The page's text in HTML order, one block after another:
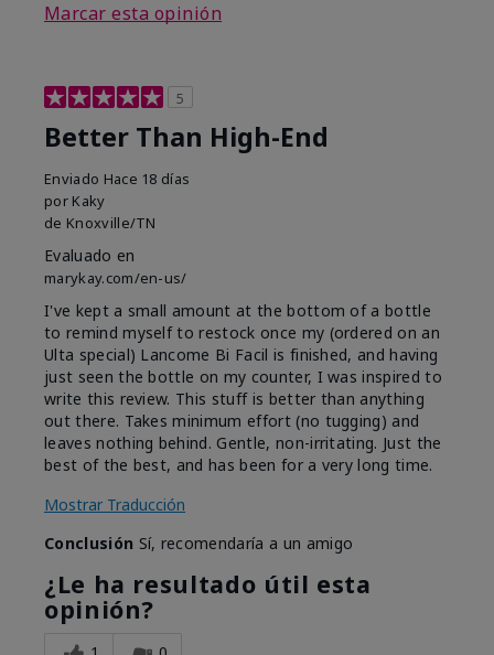
Marcar esta opinión
5
Better Than High-End
Enviado Hace 18 días
por Kaky
de Knoxville/TN
Evaluado en
marykay.com/en-us/
I've kept a small amount at the bottom of a bottle
to remind myself to restock once my (ordered on an
Ulta special) Lancome Bi Facil is finished, and having
just seen the bottle on my counter, I was inspired to
write this review. This stuff is better than anything
out there. Takes minimum effort (no tugging) and
leaves nothing behind. Gentle, non-irritating. Just the
best of the best, and has been for a very long time.
Mostrar Traducción
Conclusión Sí, recomendaría a un amigo
¿Le ha resultado útil esta
opinión?